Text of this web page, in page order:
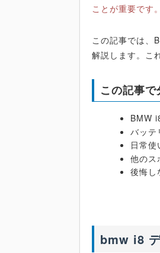
ことが重要です。
この記事では、
解説します。こ
この記事で
BMW
バッテ
日常使
他のス
後悔し
bmw i8